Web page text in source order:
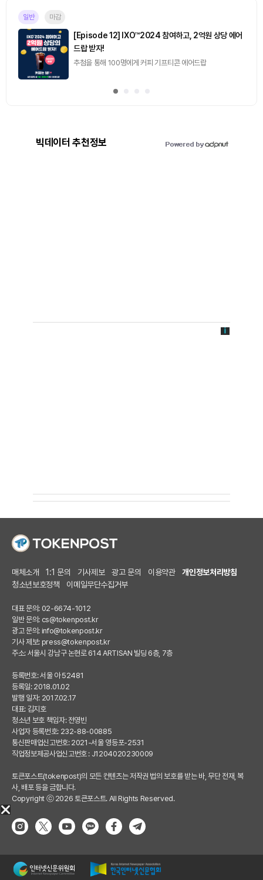
마감
[토큰포스트] 기사 퀴즈 658회차
2026.08.07 (금) ~ 2026.08.08 (토)
빅데이터 추천정보
매체소개 1:1 문의 기사제보 광고 문의 이용약관
개인정보처리방침
청소년보호정책
이메일무단수집거부
대표 문의: 02-6674-1012
일반 문의: cs@tokenpost.kr
광고 문의: info@tokenpost.kr
기사 제보: press@tokenpost.kr
주소: 서울시 강남구 논현로 614 ARTISAN 빌딩 6층, 7층
등록번호: 서울 아 52481
등록일: 2018.01.02
발행 일자: 2017.02.17
대표: 김지호
청소년 보호 책임자: 전영빈
사업자 등록번호: 232-88-00885
통신판매업신고번호: 2021-서울 영등포-2531
직업정보제공사업신고번호 : J1204020230009
토큰포스트(tokenpost)의 모든 컨텐츠는 저작권 법의 보호를 받는 바, 무단 전재, 복
사, 배포 등을 금합니다.
Copyright ⓒ 2026 토큰포스트. All Rights Reserved.